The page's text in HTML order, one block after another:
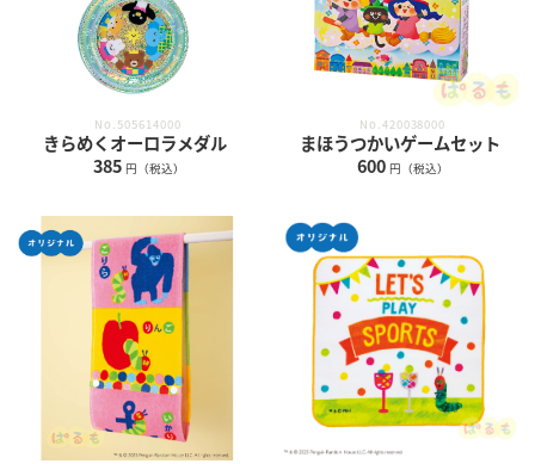
No.505614000
きらめくオーロラメダル
385 円（税込）
No.420038000
まほうつかいゲームセット
600 円（税込）